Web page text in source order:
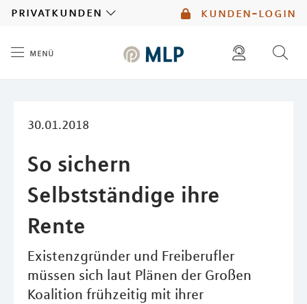
kunden-login
privatkunden
menü
30.01.2018
So sichern
Selbstständige ihre
Rente
Existenzgründer und Freiberufler
müssen sich laut Plänen der Großen
Koalition frühzeitig mit ihrer